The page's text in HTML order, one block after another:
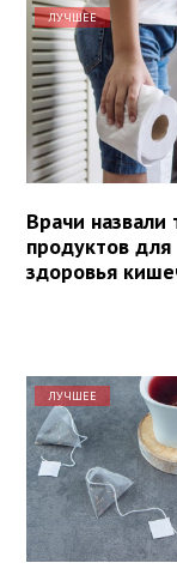
ЛУЧШЕЕ
Врачи назвали
продуктов для
здоровья
ЛУЧШЕЕ